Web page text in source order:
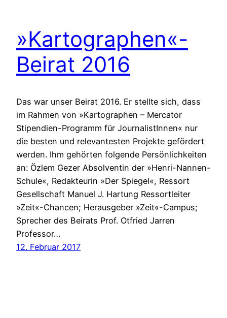
»Kartographen«-
Beirat 2016
Das war unser Beirat 2016. Er stellte sich, dass
im Rahmen von »Kartographen – Mercator
Stipendien-Programm für JournalistInnen« nur
die besten und relevantesten Projekte gefördert
werden. Ihm gehörten folgende Persönlichkeiten
an: Özlem Gezer Absolventin der »Henri-Nannen-
Schule«, Redakteurin »Der Spiegel«, Ressort
Gesellschaft Manuel J. Hartung Ressortleiter
»Zeit«-Chancen; Herausgeber »Zeit«-Campus;
Sprecher des Beirats Prof. Otfried Jarren
Professor…
12. Februar 2017